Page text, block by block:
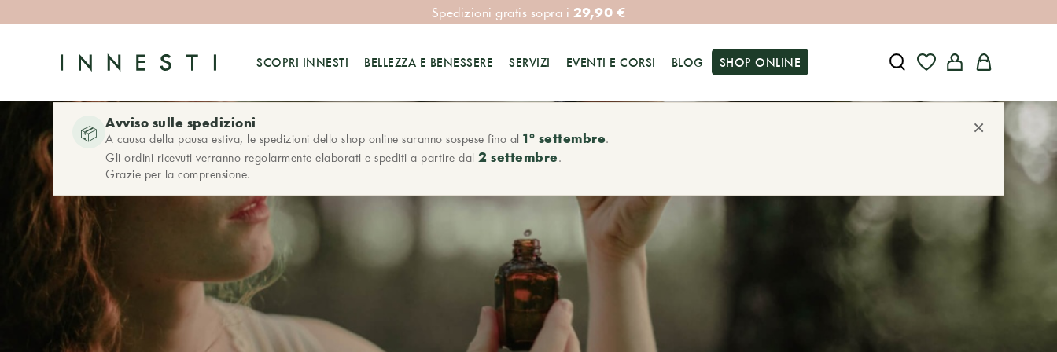
Spedizioni gratis sopra i 29,90 €
SCOPRI INNESTI BELLEZZA E BENESSERE SERVIZI EVENTI E CORSI BLOG SHOP ONLINE
📦 Avviso sulle spedizioni
A causa della pausa estiva, le spedizioni dello shop online saranno sospese fino al1° settembre.
Gli ordini ricevuti verranno regolarmente elaborati e spediti a partire dal2 settembre.
Grazie per la comprensione.
×